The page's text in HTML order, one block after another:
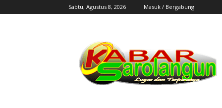
Sabtu, Agustus 8, 2026 Masuk / Bergabung